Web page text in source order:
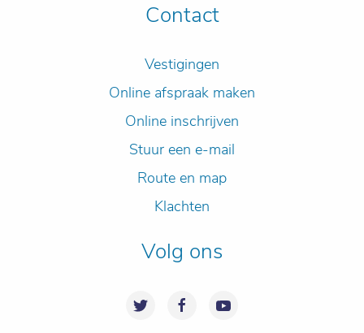
Contact
Vestigingen
Online afspraak maken
Online inschrijven
Stuur een e-mail
Route en map
Klachten
Volg ons